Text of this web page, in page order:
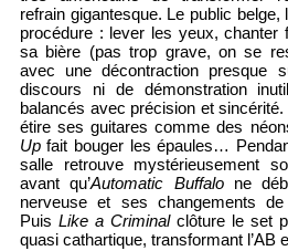
refrain gigantesque. Le public
procédure : lever les yeux, chanter
sa bière (pas trop grave, on se
avec une décontraction presque
discours ni de démonstration
balancés avec précision et
étire ses guitares comme des
Upfait bouger les épaules…
salle retrouve mystérieusement
avant qu’Automatic Buffalone
nerveuse et ses changements de
Puis Like a Criminalclôture le set
quasi cathartique, transformant l’AB